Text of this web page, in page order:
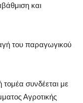
και
του παραγωγικού
συνδέεται με
Αγροτικής